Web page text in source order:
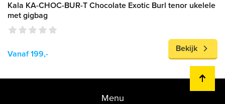
Kala KA-CHOC-BUR-T Chocolate Exotic Burl tenor ukelele
met gigbag
Vanaf 199,-
Bekijk
Menu